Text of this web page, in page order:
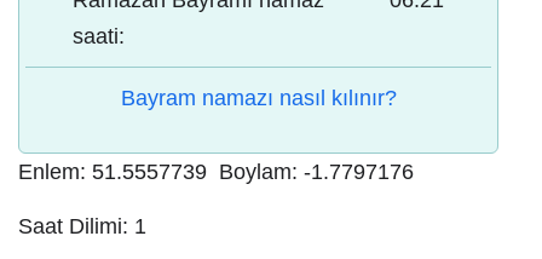
saati:
Bayram namazı nasıl kılınır?
Enlem: 51.5557739 Boylam: -1.7797176
Saat Dilimi: 1